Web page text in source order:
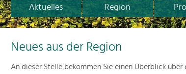
Aktuelles Region
Neues aus der Region
An dieser Stelle bekommen Sie einen Überblick